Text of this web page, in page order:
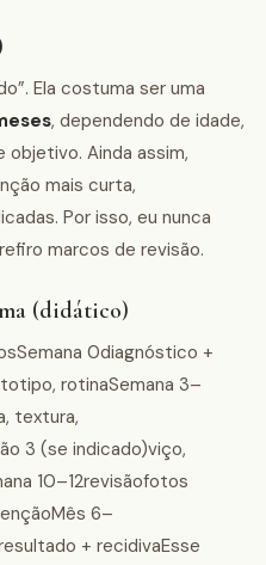
Ela costuma ser uma
, dependendo de idade,
Ainda assim,
mais curta,
Por isso, eu nunca
marcos de revisão.
(didático)
0diagnóstico +
rotinaSemana 3–
textura,
3 (se indicado)viço,
10–12revisãofotos
6–
+ recidivaEsse